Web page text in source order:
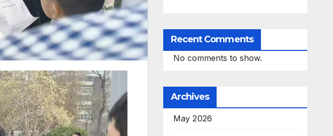
Recent Comments
No comments to show.
Archives
May 2026